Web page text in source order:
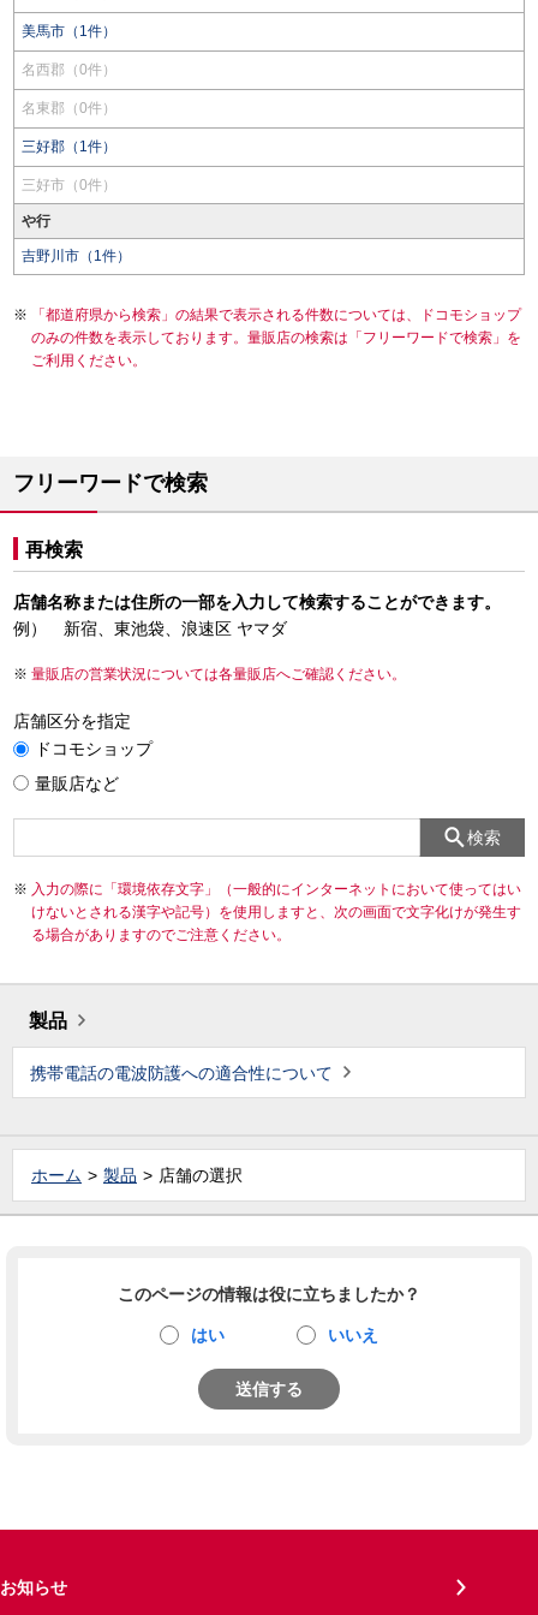
美馬市（1件）
名西郡（0件）
名東郡（0件）
三好郡（1件）
三好市（0件）
や行
吉野川市（1件）
「都道府県から検索」の結果で表示される件数については、ドコモショップ
のみの件数を表示しております。量販店の検索は「フリーワードで検索」を
ご利用ください。
フリーワードで検索
再検索
店舗名称または住所の一部を入力して検索することができます。
例） 新宿、東池袋、浪速区 ヤマダ
量販店の営業状況については各量販店へご確認ください。
店舗区分を指定
ドコモショップ
量販店など
検索
入力の際に「環境依存文字」（一般的にインターネットにおいて使ってはい
けないとされる漢字や記号）を使用しますと、次の画面で文字化けが発生す
る場合がありますのでご注意ください。
製品
携帯電話の電波防護への適合性について
ホーム 製品 店舗の選択
このページの情報は役に立ちましたか？
はい いいえ
送信する
お知らせ